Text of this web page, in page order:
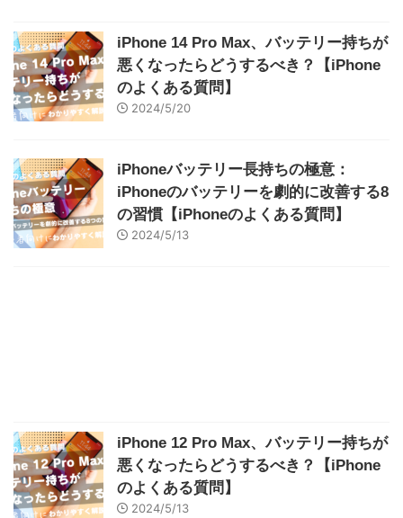
iPhone 14 Pro Max、バッテリー持ちが
悪くなったらどうするべき？【iPhone
のよくある質問】
2024/5/20
iPhoneバッテリー長持ちの極意：
iPhoneのバッテリーを劇的に改善する8
の習慣【iPhoneのよくある質問】
2024/5/13
iPhone 12 Pro Max、バッテリー持ちが
悪くなったらどうするべき？【iPhone
のよくある質問】
2024/5/13